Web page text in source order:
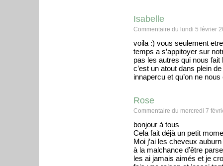
Isabelle
Commentaire du lundi 5 février
voila :) vous seulement
temps a s’appitoyer sur
pas les autres qui nous
c’est un atout dans plein
innapercu et qu’on ne
Rose
Commentaire du mercredi 7
bonjour à tous
Cela fait déjà un petit
Moi j’ai les cheveux
à la malchance d’être
les ai jamais aimés et je